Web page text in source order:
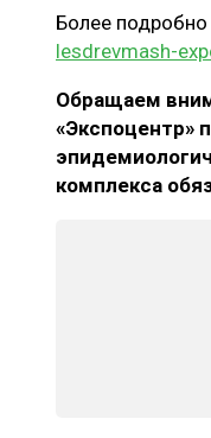
Более
lesdrevmash-
Обращаем
«Экспоцентр»
комплекса